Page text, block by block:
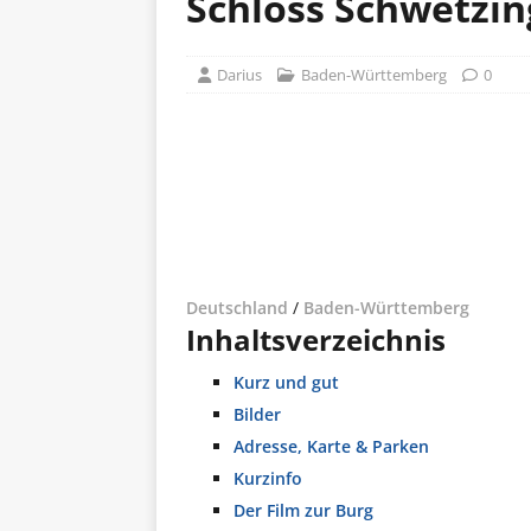
Darius Baden-Württemberg 0
Deutschland / Baden-Württemberg
Inhaltsverzeichnis
Kurz und gut
Bilder
Adresse, Karte & Parken
Kurzinfo
Der Film zur Burg